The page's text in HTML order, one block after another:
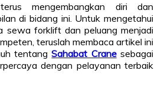
mengembangkan diri dan
di bidang ini. Untuk mengetahui
sewa forklift dan peluang menjadi
teruslah membaca artikel ini
tentangSahabat Cranesebagai
dengan pelayanan terbaik